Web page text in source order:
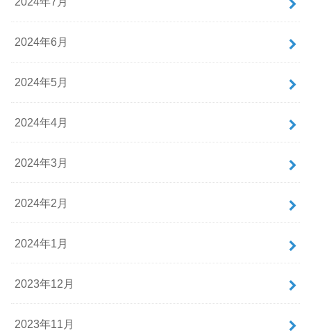
2024年6月
2024年5月
2024年4月
2024年3月
2024年2月
2024年1月
2023年12月
2023年11月